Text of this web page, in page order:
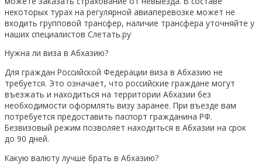
некоторых турах на регулярной авиаперевозке может не
входить групповой трансфер, наличие трансфера уточняйте у
наших специалистов Слетать.ру
Нужна ли виза в Абхазию?
Для граждан Российской Федерации виза в Абхазию не
требуется. Это означает, что российские граждане могут
въезжать и находиться на территории Абхазии без
необходимости оформлять визу заранее. При въезде вам
потребуется предоставить паспорт гражданина РФ.
Безвизовый режим позволяет находиться в Абхазии на срок
до 90 дней.
Какую валюту лучше брать в Абхазию?